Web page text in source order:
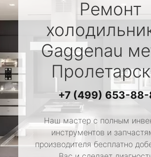
Ремонт
Gaggenau
+7 (499) 653-
Наш мастер с полным
инструментов и
производителя бесплатно